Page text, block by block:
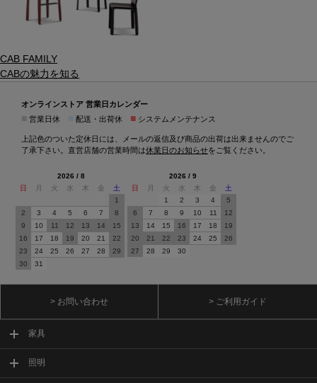
CAB FAMILY
CABの魅力を知る
オンラインストア 営業日カレンダー
営業日休 配送・出荷休 ■ システムメンテナンス
上記色のついた定休日には、メールの返信及び商品の出荷は出来ませんのでご
了承下さい。直営店舗の営業時間は休業日のお知らせをご覧ください。
2026 / 8
日
月 火 水 木 金
土
1
2
3 4 5 6 7
8
9
10 11 12 13 14
15
16
17 18 19 20 21
22
23
24 25 26 27 28
29
30
31
2026 / 9
日
月 火 水 木 金
土
1
2 3 4
5
6
7 8 9 10 11
12
13
14 15 16 17 18
19
20
21 22 23 24 25
26
27
28 29 30
> お問い合わせ > ご利用ガイド
家具
照明